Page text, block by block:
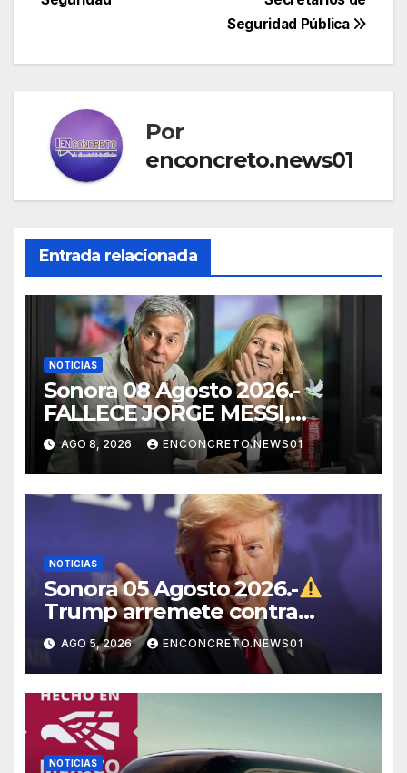
Seguridad Pública
Por
enconcreto.news01
Entrada relacionada
NOTICIAS
Sonora 08 Agosto 2026.-
FALLECE JORGE MESSI,
PADRE Y REPRESENTANTE
DE LIONEL MESSI, A LOS 68
AÑOS
AGO 8, 2026 ENCONCRETO.NEWS01
NOTICIAS
Sonora 05 Agosto 2026.-
Trump arremete contra
México, Canadá y otras
potencias por supuestos
abusos comerciales
AGO 5, 2026 ENCONCRETO.NEWS01
NOTICIAS